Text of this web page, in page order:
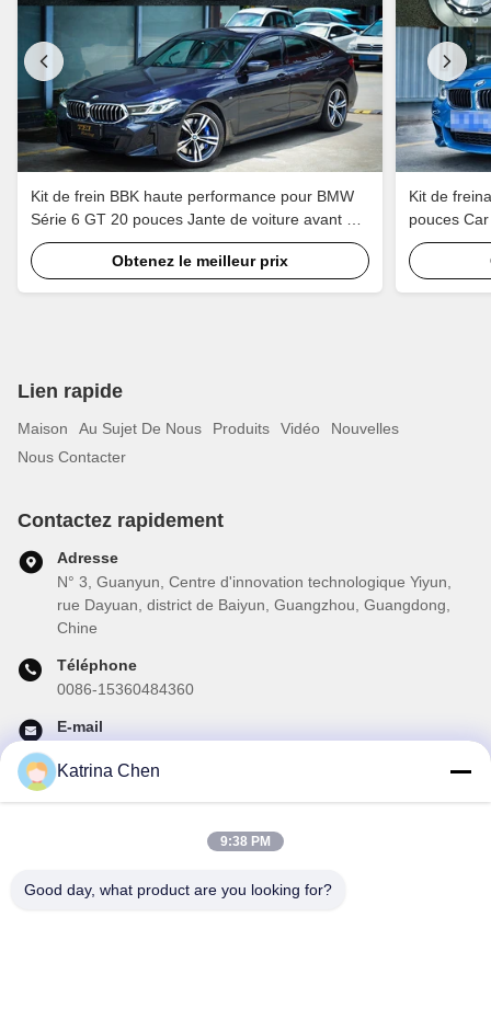
Kit de frein BBK haute performance pour BMW
Série 6 GT 20 pouces Jante de voiture avant 6
Piston et arrière 4 Piston étrier pour maintenir
EBP
Obtenez le meilleur prix
Kit de
pouces
freinage
Lien rapide
Maison Au Sujet De Nous Produits Vidéo
Nouvelles
Nous Contacter
Contactez rapidement
Adresse
N° 3, Guanyun, Centre d'innovation technologique Yiyun,
rue Dayuan, district de Baiyun, Guangzhou, Guangdong,
Chine
Téléphone
0086-15360484360
E-mail
Abonnez-vous à notre newsletter pour des réductions et plus
Katrina Chen
9:38 PM
Good day, what product are you looking for?